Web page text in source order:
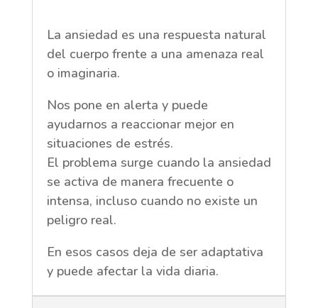
La ansiedad es una respuesta natural
del cuerpo frente a una amenaza real
o imaginaria.
Nos pone en alerta y puede
ayudarnos a reaccionar mejor en
situaciones de estrés.
El problema surge cuando la ansiedad
se activa de manera frecuente o
intensa, incluso cuando no existe un
peligro real.
En esos casos deja de ser adaptativa
y puede afectar la vida diaria.